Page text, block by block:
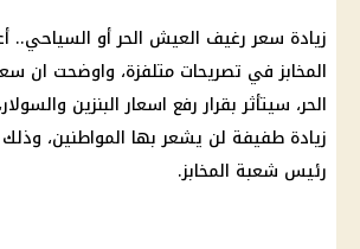
زيادة سعررغيف العيش الحر أو السياحي..
المخابزفي تصريحات متلفزة، واوضحت ان
الحر، سيتأثر بقراررفع اسعار البنزين والسولار
زيادة طفيفة لن يشعر بها المواطنين،
رئيس شعبة المخابز.